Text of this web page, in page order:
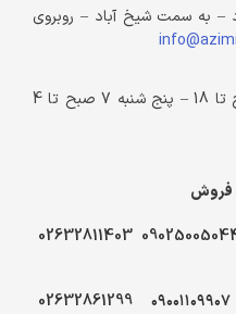
– به سمت شیخ آباد – روبروی
شنبه تا چهارشنبه از ساعت 7 صبح تا 18 – پنج شنبه 7 صبح تا 4
فروش
02632811403
۰۹۰۰۱۱۰۹۹۰۷ 02632861299